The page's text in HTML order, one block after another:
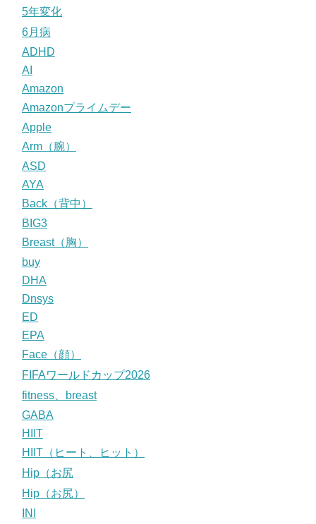
5年変化
6月病
ADHD
AI
Amazon
Amazonプライムデー
Apple
Arm（腕）
ASD
AYA
Back（背中）
BIG3
Breast（胸）
buy
DHA
Dnsys
ED
EPA
Face（顔）
FIFAワールドカップ2026
fitness、breast
GABA
HIIT
HIIT（ヒート、ヒット）
Hip（お尻
Hip（お尻）
INI